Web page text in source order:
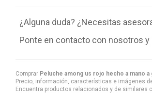
Comprar Peluche among us rojo hecho a mano
Precio, información, características e imágenes
Encuentra productos relacionados y de similares
¿Alguna duda? ¿Necesitas
Ponte en contacto con nosotros